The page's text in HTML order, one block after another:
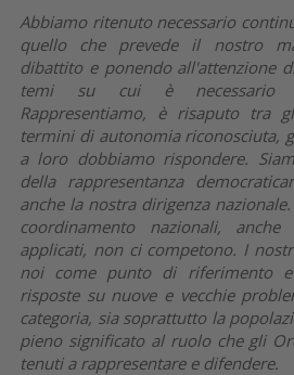
Abbiamo ritenuto necessario
quello che prevede il nostro
dibattito e ponendo all'attenzione
temi su cui è necessario
Rappresentiamo, è risaputo tra
termini di autonomia riconosciuta,
a loro dobbiamo rispondere.
della rappresentanza
anche la nostra dirigenza
coordinamento nazionali,
applicati, non ci competono. I
noi come punto di riferimento
risposte su nuove e vecchie
categoria, sia soprattutto la
pieno significato al ruolo che gli
tenuti a rappresentare e difendere.